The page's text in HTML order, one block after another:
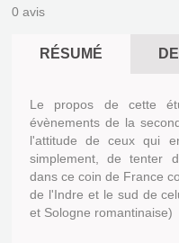
0 avis
RÉSUMÉ
Le propos de cette
évènements de la
l'attitude de ceux qui
simplement, de tenter
dans ce coin de France
de l'Indre et le sud de
et Sologne romantinaise)